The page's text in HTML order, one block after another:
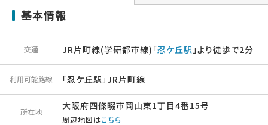
基本情報
交通 JR片町線(学研都市線)「忍ケ丘駅 」より徒歩で2分
利用可能路線 「忍ケ丘駅」JR片町線
所在地
大阪府四條畷市岡山東1丁目4番15号
周辺地図はこちら